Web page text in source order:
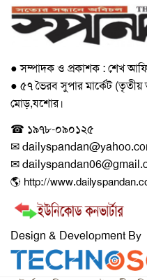
● সম্পাদক ও প্রকাশক : শেখ
● ৫৭ ভৈরব সুপার মার্কেট (তৃতীয়
মোড়,যশোর।
☎ ১৯৭৮-০৯০১২৫
✉
✉
🌎 http://
Design & Development By